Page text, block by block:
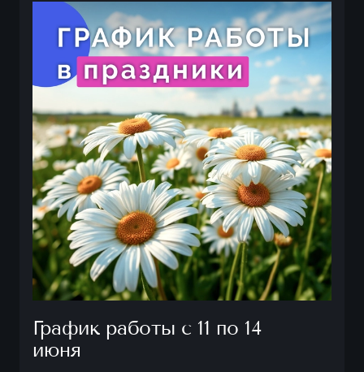
График работы с 11 по 14
июня